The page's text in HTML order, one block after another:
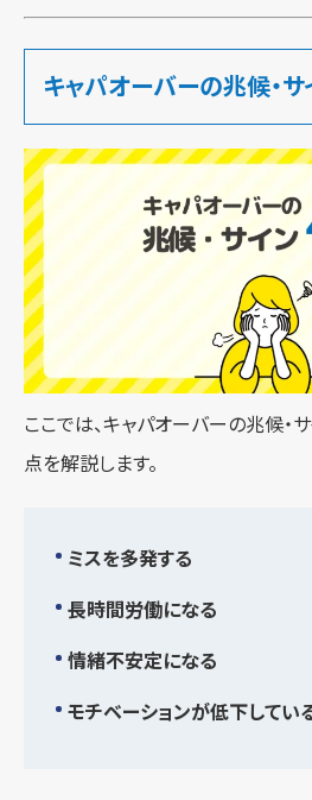
キャパオーバーの兆候・サ
ここでは、キャパオーバーの兆候・
点を解説します。
ミスを多発する
長時間労働になる
情緒不安定になる
モチベーションが低下してい